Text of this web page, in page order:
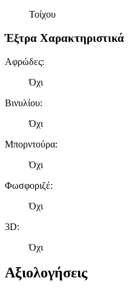
Τοίχου
Έξτρα Χαρακτηριστικά
Αφρώδες:
Όχι
Βινυλίου:
Όχι
Μπορντούρα:
Όχι
Φωσφοριζέ:
Όχι
3D:
Όχι
Αξιολογήσεις